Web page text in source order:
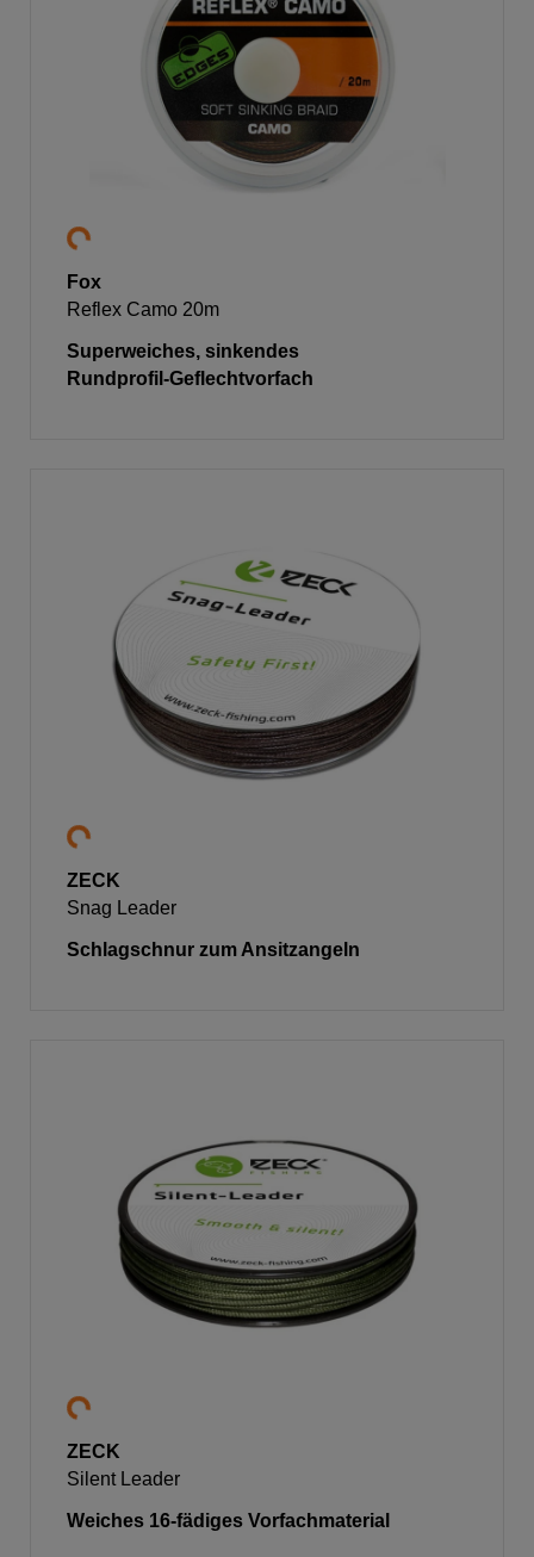
Fox
Reflex Camo 20m
Superweiches, sinkendes
Rundprofil-Geflechtvorfach
ZECK
Snag Leader
Schlagschnur zum Ansitzangeln
ZECK
Silent Leader
Weiches 16-fädiges Vorfachmaterial